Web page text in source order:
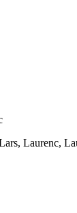
Laurenc,